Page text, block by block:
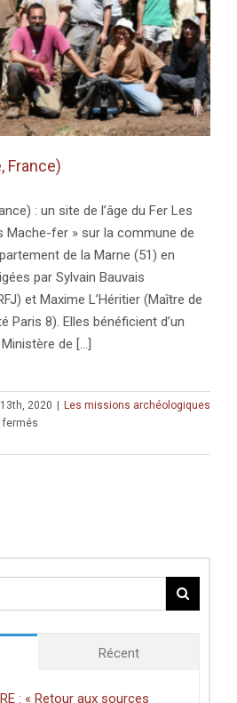
France)
: un site de l’âge du Fer Les
Mache-fer » sur la commune de
de la Marne (51) en
par Sylvain Bauvais
et Maxime L’Héritier (Maître de
Paris 8). Elles bénéficient d’un
de [...]
2020 | Les missions archéologiques
fermés
Toulon
Récent
: « Retour aux sources